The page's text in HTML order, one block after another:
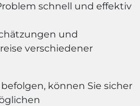
schnell und effektiv
und
verschiedener
können Sie sicher